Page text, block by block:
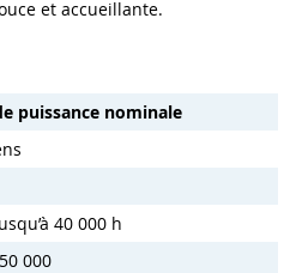
et accueillante.
puissance nominale
40 000 h
000